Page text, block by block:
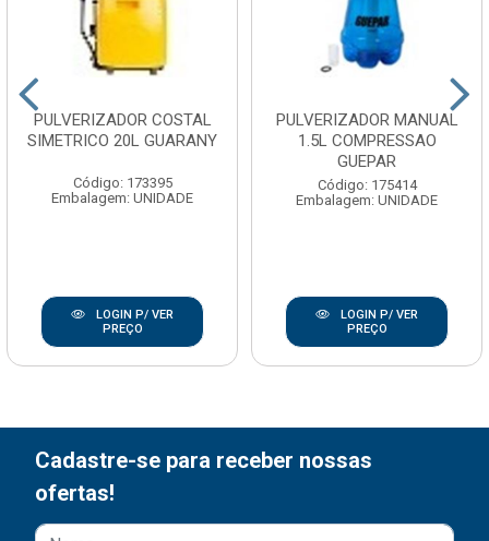
PULVERIZADOR COSTAL
SIMETRICO 20L GUARANY
Código: 173395
Embalagem: UNIDADE
LOGIN P/ VER
PREÇO
PULVERIZADOR MANUAL
1.5L COMPRESSAO
GUEPAR
Código: 175414
Embalagem: UNIDADE
LOGIN P/ VER
PREÇO
Cadastre-se para receber nossas
ofertas!